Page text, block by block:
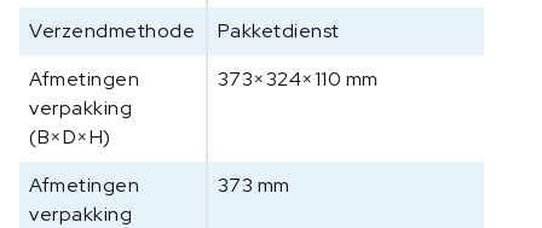
Verzendmethode
Pakketdienst
Afmetingen
verpakking
(B×D×H)
373×324×110 mm
Afmetingen
verpakking
373 mm